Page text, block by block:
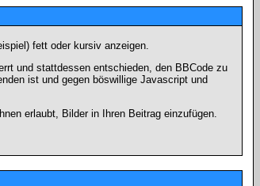
fett oder kursiv anzeigen.
und stattdessen entschieden, den BBCode zu
ist und gegen böswillige Javascript und
erlaubt, Bilder in Ihren Beitrag einzufügen.